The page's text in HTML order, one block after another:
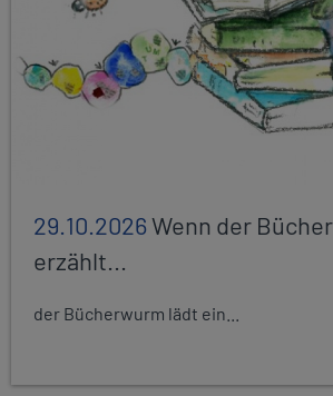
29.10.2026Wenn der
erzählt...
der Bücherwurm lädt ein...